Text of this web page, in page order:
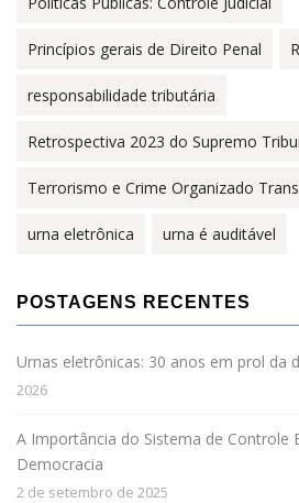
Princípios gerais de Direito Penal
responsabilidade tributária
Retrospectiva 2023 do Supremo
Terrorismo e Crime Organizado
urna eletrônica urna é auditável
POSTAGENS RECENTES
Urnas eletrônicas: 30 anos em prol da
2026
A Importância do Sistema de Controle
Democracia
2 de setembro de 2025